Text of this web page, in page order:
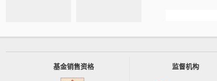
基金销售资格 监督机构